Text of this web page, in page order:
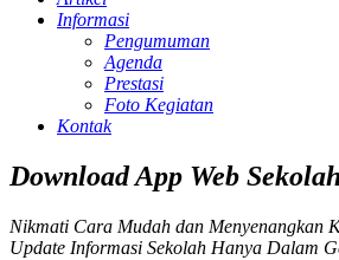
Informasi
Pengumuman
Agenda
Prestasi
Foto Kegiatan
Kontak
Download App Web Sekolah
Nikmati Cara Mudah dan Menyenangkan
Update Informasi Sekolah Hanya Dalam